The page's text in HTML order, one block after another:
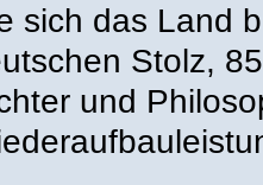
sich das Land
Stolz,
und